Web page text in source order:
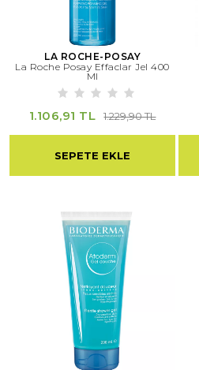
LA ROCHE-POSAY
La Roche Posay Effaclar Jel 400
Ml
1.106,91 TL 1.229,90 TL
SEPETE EKLE